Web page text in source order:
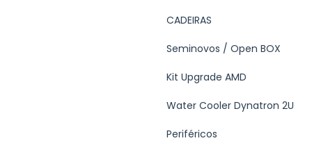
CADEIRAS
Seminovos / Open BOX
Kit Upgrade AMD
Water Cooler Dynatron 2U
Periféricos